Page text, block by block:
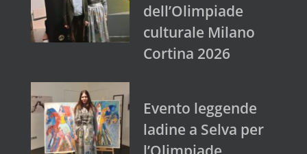
dell’Olimpiade
culturale Milano
Cortina 2026
Evento leggende
ladine a Selva per